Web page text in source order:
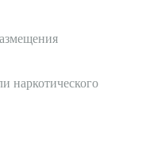
наркотического